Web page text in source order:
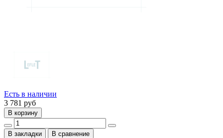
Есть в наличии
3 781 руб
В корзину
В закладки В сравнение